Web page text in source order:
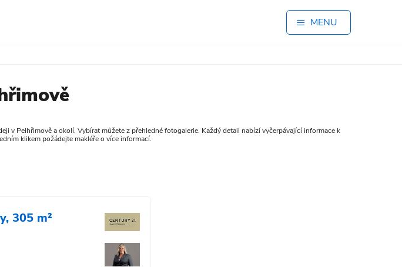
MENU
v Pelhřimově a okolí. Vybírat můžete z přehledné fotogalerie. Každý detail nabízí vyčerpávající informace k
klikem požádejte makléře o více informací.
305 m²